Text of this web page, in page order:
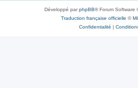
Développé parphpBB® Forum Software
Traduction française officielle ©
Confidentialité |